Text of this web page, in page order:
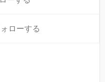
ローする